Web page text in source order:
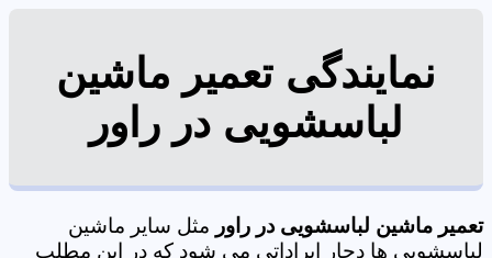
نمایندگی تعمیر ماشین
لباسشویی در راور
تعمیر ماشین لباسشویی در راور مثل سایر ماشین
لباسشویی ها دچار ایراداتی می شود که در این مطلب